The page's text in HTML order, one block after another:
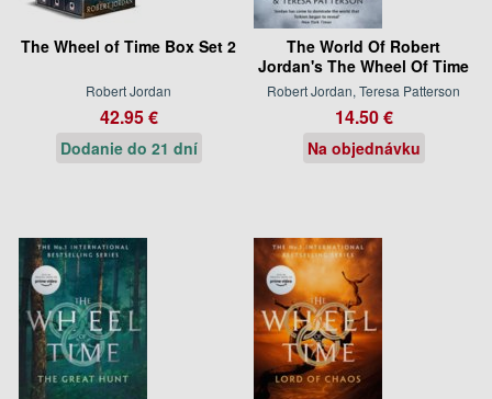
The Wheel of Time Box Set 2
Robert Jordan
42.95 €
Dodanie do 21 dní
The World Of Robert
Jordan's The Wheel Of Time
Robert Jordan, Teresa Patterson
14.50 €
Na objednávku